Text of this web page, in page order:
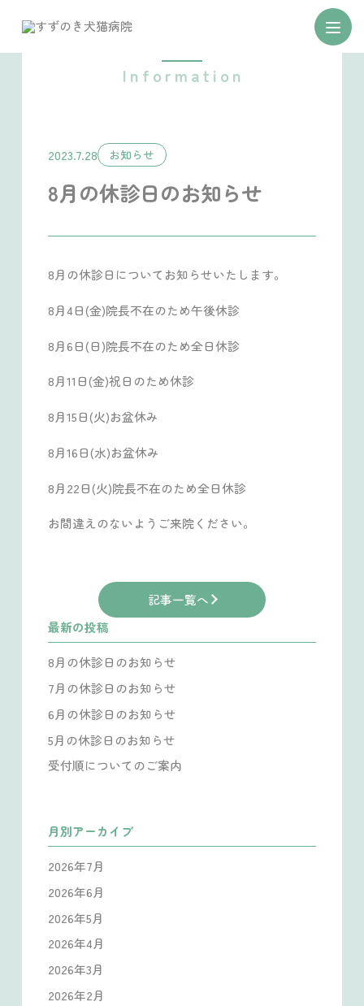
お知らせ
2023.7.28 お知らせ
8月の休診日のお知らせ
8月の休診日についてお知らせいたします。
8月4日(金)院長不在のため午後休診
8月6日(日)院長不在のため全日休診
8月11日(金)祝日のため休診
8月15日(火)お盆休み
8月16日(水)お盆休み
8月22日(火)院長不在のため全日休診
お間違えのないようご来院ください。
記事一覧へ
最新の投稿
8月の休診日のお知らせ
7月の休診日のお知らせ
6月の休診日のお知らせ
5月の休診日のお知らせ
受付順についてのご案内
月別アーカイブ
2026年7月
2026年6月
2026年5月
2026年4月
2026年3月
2026年2月